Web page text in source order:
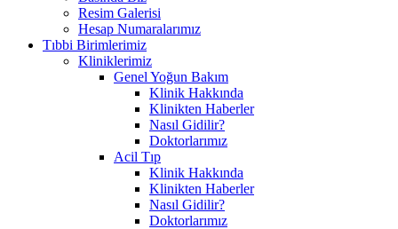
Resim Galerisi
Hesap Numaralarımız
Tıbbi Birimlerimiz
Kliniklerimiz
Genel Yoğun Bakım
Klinik Hakkında
Klinikten Haberler
Nasıl Gidilir?
Doktorlarımız
Acil Tıp
Klinik Hakkında
Klinikten Haberler
Nasıl Gidilir?
Doktorlarımız